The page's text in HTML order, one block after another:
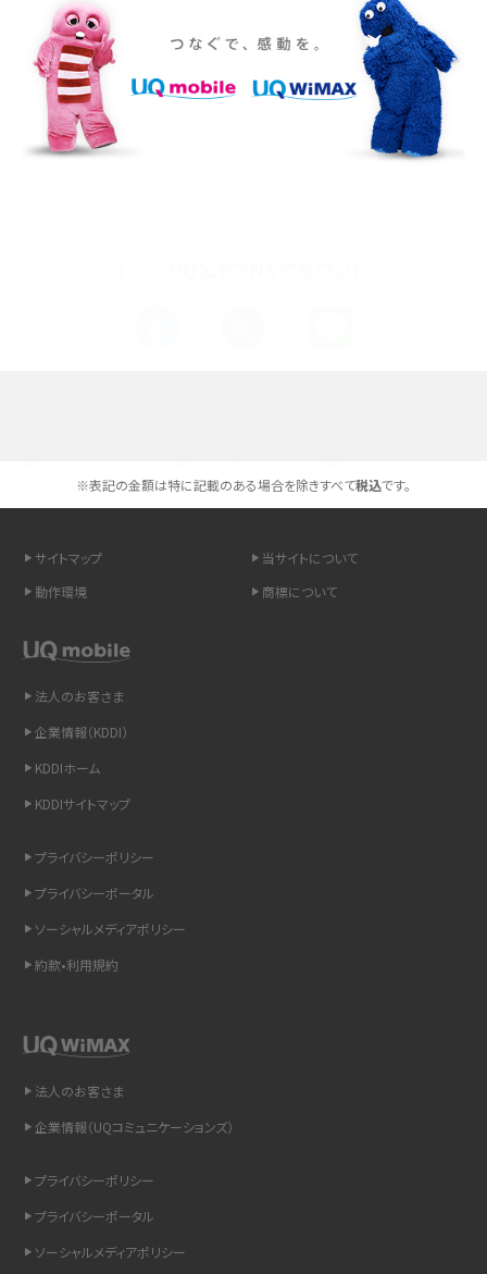
iPhone 16eとiPhone 14を徹底比較！スペック・機能の違いをわかりやすく紹介
iPhone 16シリーズのモデルを比較！価格・サイズ・カメラ性能の違いを徹底解説
iPhone 16とiPhone 15の違いは？カメラ・スペック・機能を徹底比較
LINEの引き継ぎ方法は？対象データや事前準備・条件・注意点などを解説
LINEの通知がこない時の原因と対処法9選！設定の確認手順も解説
非通知設定とは？184で電話をかける方法やiPhone・Androidの設定を解説
スマホのウィジェットとは？iPhone・Androidの設定方法やおススメを紹介
リプライ機能とは？LINE、X（旧Twitter）、Instagram、TikTokで送る方法を解説
インスタのDMの送り方は？便利機能の使い方や注意点をわかりやすく解説
Bluetooth®とは？Wi-Fiとの違いやスマホ・PCとの接続方法を解説
「iPhoneを探す」の使い方と設定方法を紹介！ブラウザやアプリから探す方法を
紹介
※表記の金額は特に記載のある場合を除きすべて税込です。
サイトマップ
当サイトについて
動作環境
商標について
法人のお客さま
企業情報（KDDI）
KDDIホーム
KDDIサイトマップ
プライバシーポリシー
プライバシーポータル
ソーシャルメディアポリシー
約款•利用規約
法人のお客さま
企業情報（UQコミュニケーションズ）
プライバシーポリシー
プライバシーポータル
ソーシャルメディアポリシー